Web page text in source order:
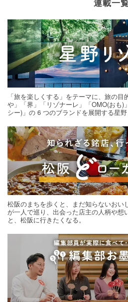
「旅を楽しくする」をテーマに、旅の
や」「界」「リゾナーレ」「OMO(おも)
シー)」の 6 つのブランドを展開する星
松阪のまちを歩くと、まだ知らないおい
が一人で巡り、出会った店主の人柄や想
と、松阪に行きたくなる。